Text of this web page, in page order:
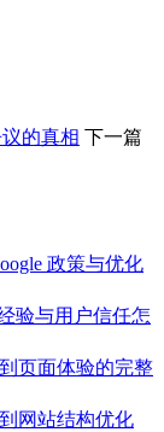
的真相 下一篇
政策与优化
验与用户信任怎
页面体验的完整
网站结构优化